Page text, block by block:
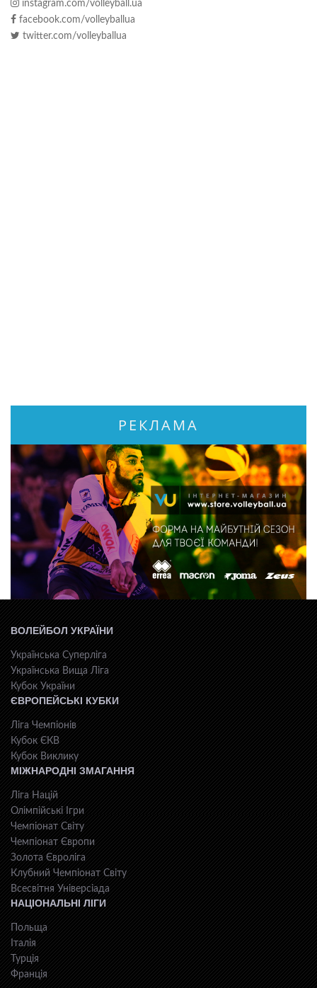
instagram.com/volleyball.ua
facebook.com/volleyballua
twitter.com/volleyballua
РЕКЛАМА
ВОЛЕЙБОЛ УКРАЇНИ
Українська Суперліга
Українська Вища Ліга
Кубок України
ЄВРОПЕЙСЬКІ КУБКИ
Ліга Чемпіонів
Кубок ЄКВ
Кубок Виклику
МІЖНАРОДНІ ЗМАГАННЯ
Ліга Націй
Олімпійські Ігри
Чемпіонат Світу
Чемпіонат Європи
Золота Євроліга
Клубний Чемпіонат Світу
Всесвiтня Унiверсiaда
НАЦІОНАЛЬНІ ЛІГИ
Польща
Італія
Турція
Франція